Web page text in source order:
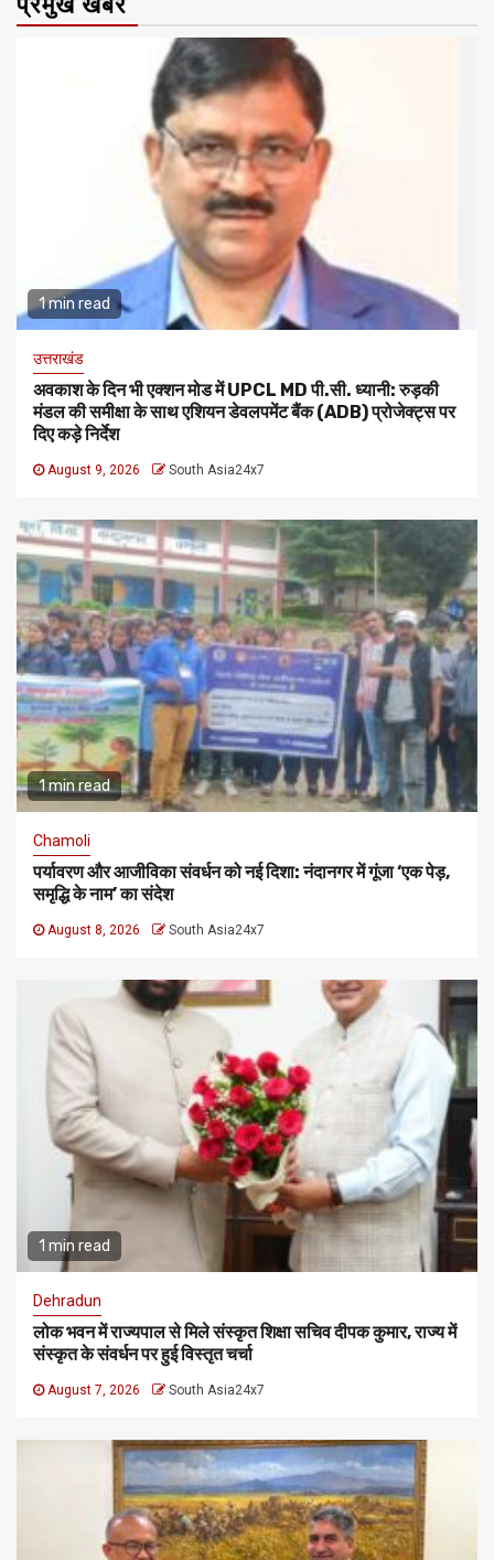
1 min read
उत्तराखंड
अवकाश के दिन भी एक्शन मोड में UPCL MD पी.सी. ध्यानी: रुड़की
मंडल की समीक्षा के साथ एशियन डेवलपमेंट बैंक (ADB) प्रोजेक्ट्स पर
दिए कड़े निर्देश
August 9, 2026 South Asia24x7
1 min read
Chamoli
पर्यावरण और आजीविका संवर्धन को नई दिशा: नंदानगर में गूंजा ‘एक पेड़,
समृद्धि के नाम’ का संदेश
August 8, 2026 South Asia24x7
1 min read
Dehradun
लोक भवन में राज्यपाल से मिले संस्कृत शिक्षा सचिव दीपक कुमार, राज्य में
संस्कृत के संवर्धन पर हुई विस्तृत चर्चा
August 7, 2026 South Asia24x7